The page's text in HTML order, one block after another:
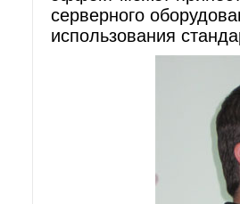
серверного
использования